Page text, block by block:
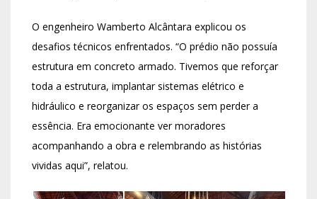
O engenheiro Wamberto Alcântara explicou os
desafios técnicos enfrentados. “O prédio não possuía
estrutura em concreto armado. Tivemos que reforçar
toda a estrutura, implantar sistemas elétrico e
hidráulico e reorganizar os espaços sem perder a
essência. Era emocionante ver moradores
acompanhando a obra e relembrando as histórias
vividas aqui”, relatou.